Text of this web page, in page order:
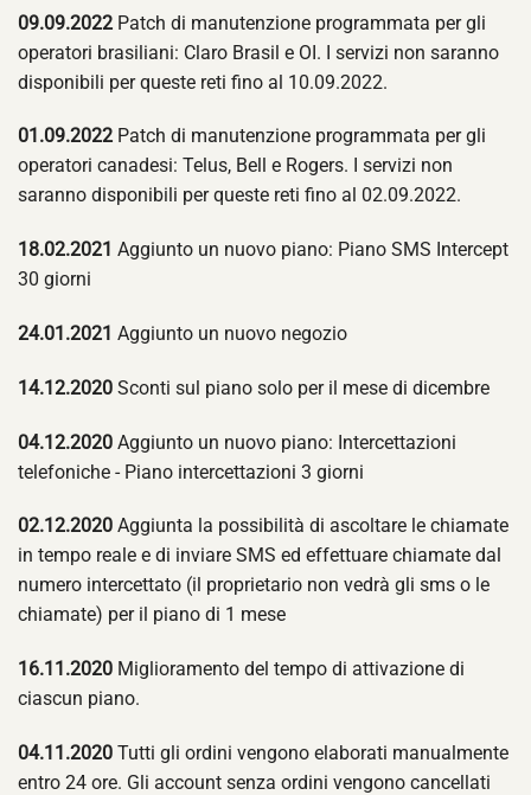
09.09.2022 Patch di manutenzione programmata per gli
operatori brasiliani: Claro Brasil e OI. I servizi non saranno
disponibili per queste reti fino al 10.09.2022.
01.09.2022 Patch di manutenzione programmata per gli
operatori canadesi: Telus, Bell e Rogers. I servizi non
saranno disponibili per queste reti fino al 02.09.2022.
18.02.2021 Aggiunto un nuovo piano: Piano SMS Intercept
30 giorni
24.01.2021 Aggiunto un nuovo negozio
14.12.2020 Sconti sul piano solo per il mese di dicembre
04.12.2020 Aggiunto un nuovo piano: Intercettazioni
telefoniche - Piano intercettazioni 3 giorni
02.12.2020 Aggiunta la possibilità di ascoltare le chiamate
in tempo reale e di inviare SMS ed effettuare chiamate dal
numero intercettato (il proprietario non vedrà gli sms o le
chiamate) per il piano di 1 mese
16.11.2020 Miglioramento del tempo di attivazione di
ciascun piano.
04.11.2020 Tutti gli ordini vengono elaborati manualmente
entro 24 ore. Gli account senza ordini vengono cancellati